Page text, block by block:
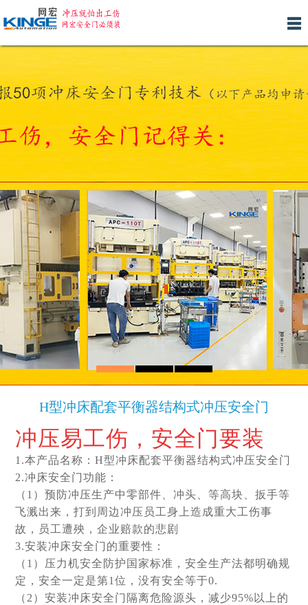
网
首
页
关
我
们
产
中
心
新
中
心
人
招
聘
安
服
务
客
案
例
联
我
们
产品分类 >> H型冲床安全门
H1系列 H2系列
H型冲床配套平衡器结构式冲压安全门
冲压易工伤，安全门要装
1.本产品名称：H型冲床配套平衡器结构式冲压安全门
2.冲床安全门功能：
（1）预防冲压生产中零部件、冲头、等高块、扳手等
飞溅出来，打到周边冲压员工身上造成重大工伤事
故，员工遭殃，企业赔款的悲剧
3.安装冲床安全门的重要性：
（1）压力机安全防护国家标准，安全生产法都明确规
定，安全一定是第1位，没有安全等于0.
（2）安装冲床安全门隔离危险源头，减少95%以上的